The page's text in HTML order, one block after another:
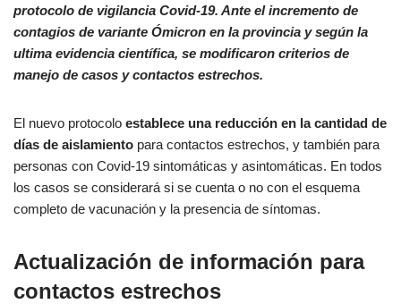
protocolo de vigilancia Covid-19. Ante el incremento de
contagios de variante Ómicron en la provincia y según la
ultima evidencia científica, se modificaron criterios de
manejo de casos y contactos estrechos.
El nuevo protocolo establece una reducción en la cantidad de
días de aislamiento para contactos estrechos, y también para
personas con Covid-19 sintomáticas y asintomáticas. En todos
los casos se considerará si se cuenta o no con el esquema
completo de vacunación y la presencia de síntomas.
Actualización de información para
contactos estrechos